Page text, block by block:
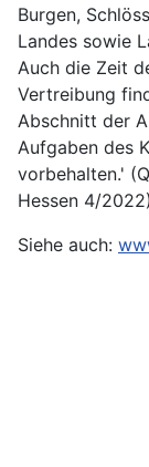
Burgen,
Landes sowie
Auch die Zeit
Vertreibung
Abschnitt der
Aufgaben des
vorbehalten.'
Hessen 4/2022)
Siehe auch: